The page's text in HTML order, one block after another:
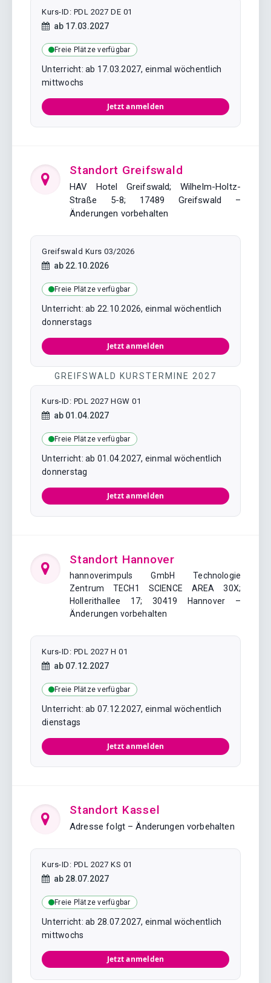
Kurs-ID: PDL 2027 DE 01
Kursstart:
ab 17.03.2027
Freie Plätze verfügbar
Unterricht: ab 17.03.2027, einmal wöchentlich
mittwochs
Jetzt anmelden
Standort Greifswald
HAV Hotel Greifswald; Wilhelm-Holtz-
Straße 5-8; 17489 Greifswald –
Änderungen vorbehalten
Greifswald Kurs 03/2026
Kursstart:
ab 22.10.2026
Freie Plätze verfügbar
Unterricht: ab 22.10.2026, einmal wöchentlich
donnerstags
Jetzt anmelden
GREIFSWALD KURSTERMINE 2027
Kurs-ID: PDL 2027 HGW 01
Kursstart:
ab 01.04.2027
Freie Plätze verfügbar
Unterricht: ab 01.04.2027, einmal wöchentlich
donnerstag
Jetzt anmelden
Standort Hannover
hannoverimpuls GmbH Technologie
Zentrum TECH1 SCIENCE AREA 30X;
Hollerithallee 17; 30419 Hannover –
Änderungen vorbehalten
Kurs-ID: PDL 2027 H 01
Kursstart:
ab 07.12.2027
Freie Plätze verfügbar
Unterricht: ab 07.12.2027, einmal wöchentlich
dienstags
Jetzt anmelden
Standort Kassel
Adresse folgt – Änderungen vorbehalten
Kurs-ID: PDL 2027 KS 01
Kursstart:
ab 28.07.2027
Freie Plätze verfügbar
Unterricht: ab 28.07.2027, einmal wöchentlich
mittwochs
Jetzt anmelden